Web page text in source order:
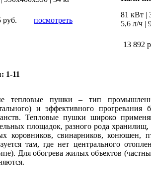
руб. посмотреть
81 кВт |
5,6 л/ч |
13 892
1-11
тепловые пушки – тип
и эффективного
Тепловые пушки широко
площадок, разного рода
коровников, свинарников, конюшен,
там, где нет центрального
Для обогрева жилых объектов